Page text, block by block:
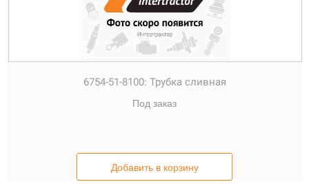
6754-51-8100: Трубка сливная
Под заказ
Добавить в корзину